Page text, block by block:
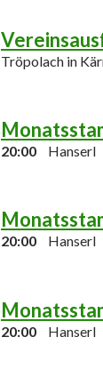
Tröpolach in
20:00 Hanserl
20:00 Hanserl
20:00 Hanserl